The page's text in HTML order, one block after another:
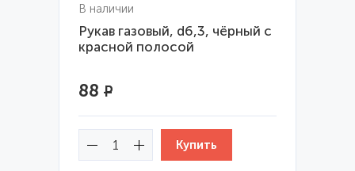
В наличии
Рукав газовый, d6,3, чёрный с
красной полосой
88 Р